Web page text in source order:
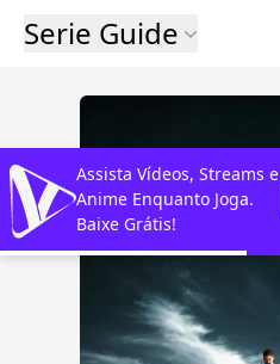
Serie Guide
Assista Vídeos, Streams e
Anime Enquanto Joga.
Baixe Grátis!